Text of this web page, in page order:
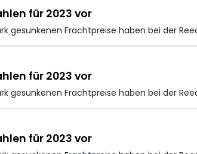
für 2023 vor
gesunkenen Frachtpreise haben bei der
für 2023 vor
gesunkenen Frachtpreise haben bei der
für 2023 vor